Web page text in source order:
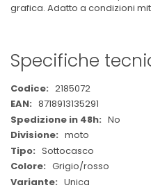
grafica. Adatto a condizioni
Specifiche
Maggiori
Informazioni
2185072
8718913135291
No
moto
Sottocasco
Grigio/rosso
Unica